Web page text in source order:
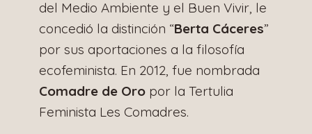
del Medio Ambiente y el Buen Vivir, le
concedió la distinción “Berta Cáceres”
por sus aportaciones a la filosofía
ecofeminista. En 2012, fue nombrada
Comadre de Oro por la Tertulia
Feminista Les Comadres.